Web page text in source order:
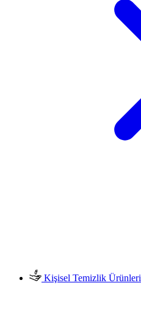
Kişisel Temizlik Ürünleri